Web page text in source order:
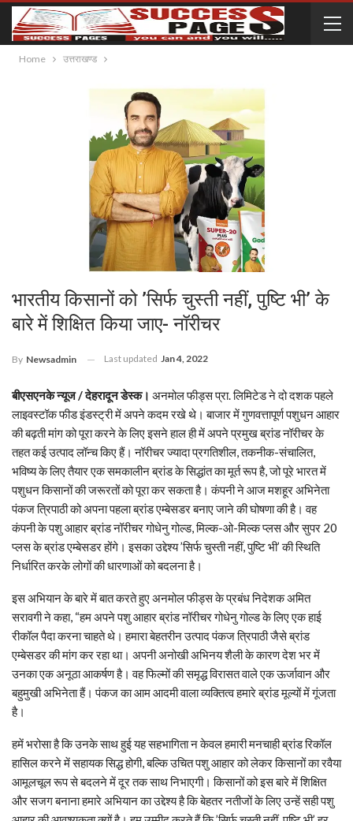
Home उत्तराखण्ड
भारतीय किसानों को ’सिर्फ चुस्ती नहीं, पुष्टि भी’ के
बारे में शिक्षित किया जाए- नॉरीचर
By Newsadmin Last updated Jan 4, 2022
बीएसएनके न्यूज / देहरादून डेस्क। अनमोल फीड्स प्रा. लिमिटेड ने दो दशक पहले
लाइवस्टॉक फीड इंडस्ट्री में अपने कदम रखे थे। बाजार में गुणवत्तापूर्ण पशुधन आहार
की बढ़ती मांग को पूरा करने के लिए इसने हाल ही में अपने प्रमुख ब्रांड नॉरीचर के
तहत कई उत्पाद लॉन्च किए हैं। नॉरीचर ज्यादा प्रगतिशील, तकनीक-संचालित,
भविष्य के लिए तैयार एक समकालीन ब्रांड के सिद्धांत का मूर्त रूप है, जो पूरे भारत में
पशुधन किसानों की जरूरतों को पूरा कर सकता है। कंपनी ने आज मशहूर अभिनेता
पंकज त्रिपाठी को अपना पहला ब्रांड एम्बेसडर बनाए जाने की घोषणा की है। वह
कंपनी के पशु आहार ब्रांड नॉरीचर गोधेनु गोल्ड, मिल्क-ओ-मिल्क प्लस और सुपर 20
प्लस के ब्रांड एम्बेसडर होंगे। इसका उद्देश्य ’सिर्फ चुस्ती नहीं, पुष्टि भी’ की स्थिति
निर्धारित करके लोगों की धारणाओं को बदलना है।
इस अभियान के बारे में बात करते हुए अनमोल फीड्स के प्रबंध निदेशक अमित
सरावगी ने कहा, “हम अपने पशु आहार ब्रांड नॉरीचर गोधेनु गोल्ड के लिए एक हाई
रीकॉल पैदा करना चाहते थे। हमारा बेहतरीन उत्पाद पंकज त्रिपाठी जैसे ब्रांड
एम्बेसडर की मांग कर रहा था। अपनी अनोखी अभिनय शैली के कारण देश भर में
उनका एक अनूठा आकर्षण है। वह फिल्मों की समृद्ध विरासत वाले एक ऊर्जावान और
बहुमुखी अभिनेता हैं। पंकज का आम आदमी वाला व्यक्तित्व हमारे ब्रांड मूल्यों में गूंजता
है।
हमें भरोसा है कि उनके साथ हुई यह सहभागिता न केवल हमारी मनचाही ब्रांड रिकॉल
हासिल करने में सहायक सिद्ध होगी, बल्कि उचित पशु आहार को लेकर किसानों का रवैया
आमूलचूल रूप से बदलने में दूर तक साथ निभाएगी। किसानों को इस बारे में शिक्षित
और सजग बनाना हमारे अभियान का उद्देश्य है कि बेहतर नतीजों के लिए उन्हें सही पशु